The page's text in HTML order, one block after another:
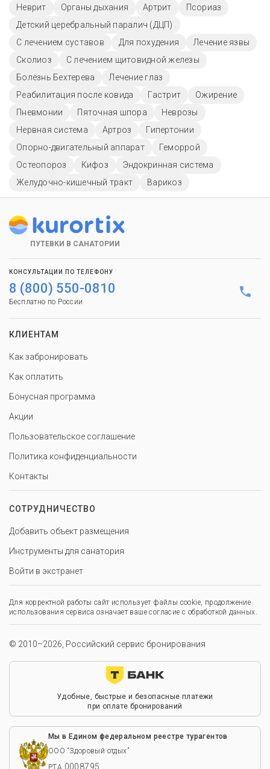
Неврит
Органы дыхания Артрит
Псориаз
Детский церебральный паралич (ДЦП)
С лечением суставов
Для похудения
Лечение язвы
Сколиоз
С лечением щитовидной железы
Болезнь Бехтерева
Лечение глаз
Реабилитация после ковида
Гастрит
Ожирение
Пневмонии
Пяточная шпора
Неврозы
Нервная система
Артроз
Гипертонии
Опорно-двигательный аппарат
Геморрой
Остеопороз
Кифоз
Эндокринная система
Желудочно-кишечный тракт
Варикоз
ПУТЕВКИ В САНАТОРИИ
КОНСУЛЬТАЦИИ ПО ТЕЛЕФОНУ
8 (800) 550-0810
Бесплатно по России
КЛИЕНТАМ
Как забронировать
Как оплатить
Бонусная программа
Акции
Пользовательское соглашение
Политика конфиденциальности
Контакты
СОТРУДНИЧЕСТВО
Добавить объект размещения
Инструменты для санатория
Войти в экстранет
Для корректной работы сайт использует файлы cookie, продолжение
использования сервиса означает ваше согласие с обработкой данных.
© 2010–2026, Российский сервис бронирования
Удобные, быстрые и безопасные платежи
при оплате бронирований
Мы в Едином федеральном реестре турагентов
ООО “Здоровый отдых”
РТА 0008795